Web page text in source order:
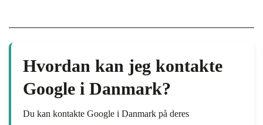
Hvordan kan jeg kontakte
Google i Danmark?
Du kan kontakte Google i Danmark på deres